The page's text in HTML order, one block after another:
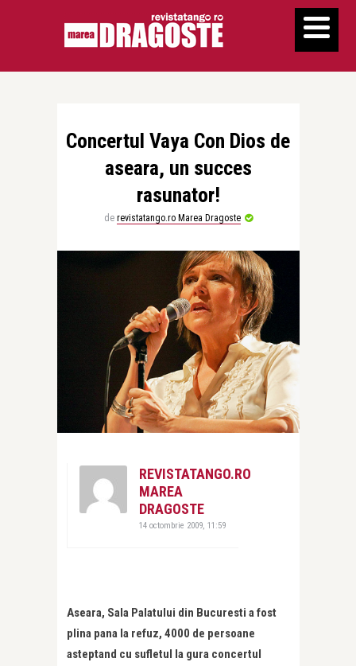
Concertul Vaya Con Dios de
aseara, un succes
rasunator!
de revistatango.ro Marea Dragoste
REVISTATANGO.RO
MAREA
DRAGOSTE
14 octombrie 2009, 11:59
Aseara, Sala Palatului din Bucuresti a fost
plina pana la refuz, 4000 de persoane
asteptand cu sufletul la gura concertul